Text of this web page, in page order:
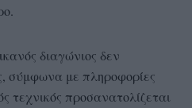
διαγώνιος δεν
σύμφωνα με πληροφορίες
τεχνικός προσανατολίζεται